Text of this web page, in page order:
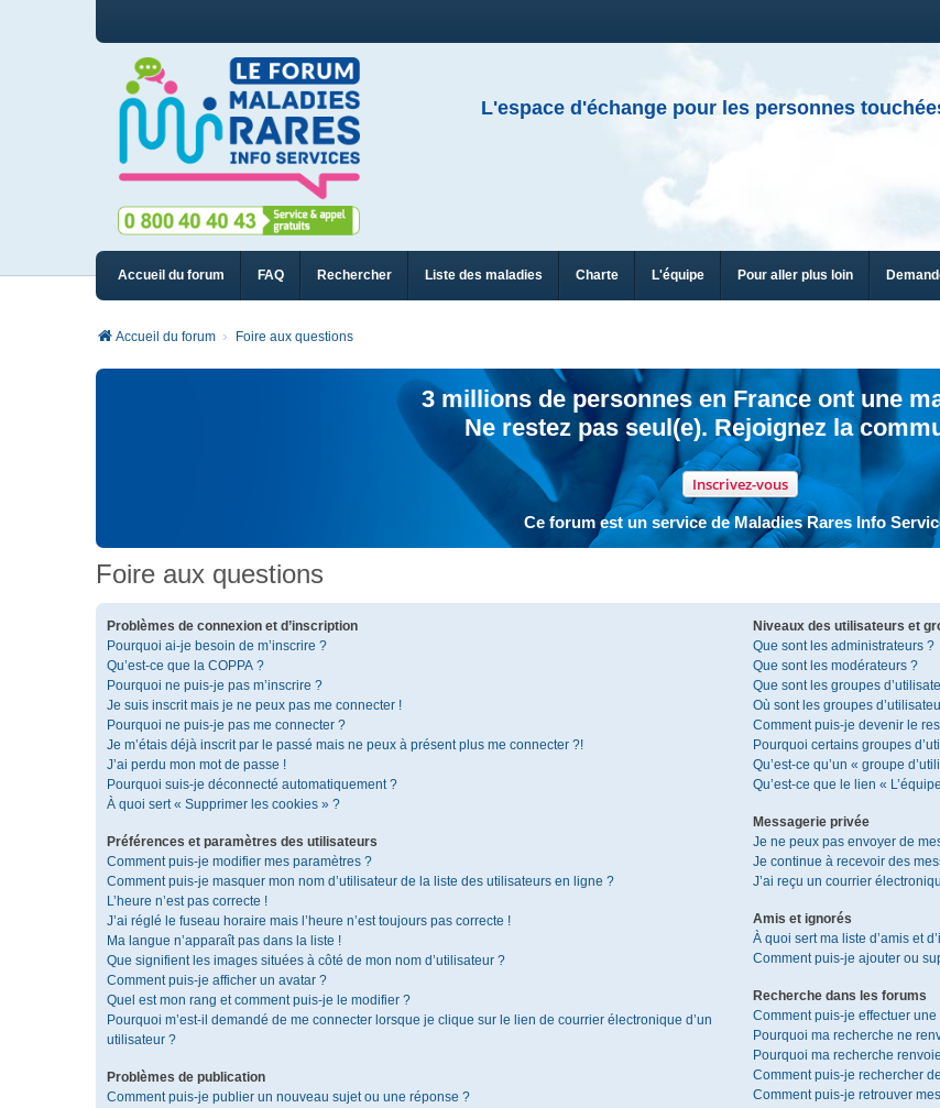
L'espace d'échange pour les personnes
Accueil du forum FAQ Rechercher Liste des maladies Charte L'équipe Pour aller plus loin
Accueil du forum Foire aux questions
3 millions de personnes en France ont une
Ne restez pas seul(e). Rejoignez la
Inscrivez-vous
Ce forum est un service de Maladies Rares Info
Foire aux questions
Problèmes de connexion et d’inscription
Pourquoi ai-je besoin de m’inscrire ?
Qu’est-ce que la COPPA ?
Pourquoi ne puis-je pas m’inscrire ?
Je suis inscrit mais je ne peux pas me connecter !
Pourquoi ne puis-je pas me connecter ?
Je m’étais déjà inscrit par le passé mais ne peux à présent plus me connecter ?!
J’ai perdu mon mot de passe !
Pourquoi suis-je déconnecté automatiquement ?
À quoi sert « Supprimer les cookies » ?
Préférences et paramètres des utilisateurs
Comment puis-je modifier mes paramètres ?
Comment puis-je masquer mon nom d’utilisateur de la liste des utilisateurs en ligne ?
L’heure n’est pas correcte !
J’ai réglé le fuseau horaire mais l’heure n’est toujours pas correcte !
Ma langue n’apparaît pas dans la liste !
Que signifient les images situées à côté de mon nom d’utilisateur ?
Comment puis-je afficher un avatar ?
Quel est mon rang et comment puis-je le modifier ?
Pourquoi m’est-il demandé de me connecter lorsque je clique sur le lien de courrier électronique d’un
utilisateur ?
Problèmes de publication
Comment puis-je publier un nouveau sujet ou une réponse ?
Niveaux des utilisateurs et
Que sont les administrateurs ?
Que sont les modérateurs ?
Que sont les groupes
Où sont les groupes
Comment puis-je devenir le
Pourquoi certains groupes
Qu’est-ce qu’un « groupe
Qu’est-ce que le lien «
Messagerie privée
Je ne peux pas envoyer de
Je continue à recevoir des
J’ai reçu un courrier
Amis et ignorés
À quoi sert ma liste d’amis et
Comment puis-je ajouter ou
Recherche dans les forums
Comment puis-je effectuer
Pourquoi ma recherche ne
Pourquoi ma recherche
Comment puis-je rechercher
Comment puis-je retrouver